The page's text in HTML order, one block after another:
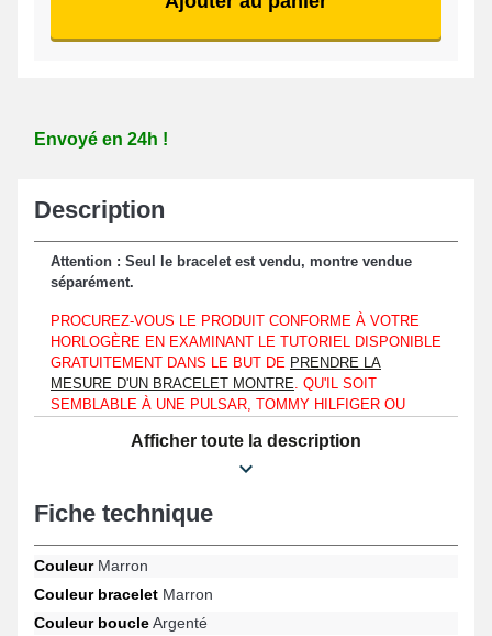
Envoyé en 24h !
Description
Attention : Seul le bracelet est vendu, montre vendue
séparément.
PROCUREZ-VOUS LE PRODUIT CONFORME À VOTRE
HORLOGÈRE EN EXAMINANT LE TUTORIEL DISPONIBLE
GRATUITEMENT DANS LE BUT DE PRENDRE LA
MESURE D'UN BRACELET MONTRE. QU'IL SOIT
SEMBLABLE À UNE PULSAR, TOMMY HILFIGER OU
SPÉCIFIQUE AU FORMAT DU GARDE-TEMPS QUI EST
EN VOTRE POSSESSION À L'AIDE DE CETTE NOTICE.
Il est incontournable d'assembler ce bracelet 24 mm montre cuir
véritable marron sur un boîtier affichant un entrecorne d'une
longueur de 24 mm uniquement.
approprié destiné à remplacer un bracelet montre démodé ou
usé. Un fermoir papillon d'aspect argenté assure une fixation
Afficher toute la description
Fiche technique
CouleurMarron
Couleur bracelet Marron
Couleur boucleArgenté